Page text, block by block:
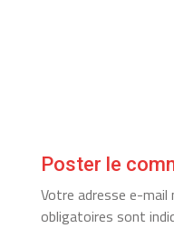
Poster le
Votre adresse e-mail
obligatoires sont